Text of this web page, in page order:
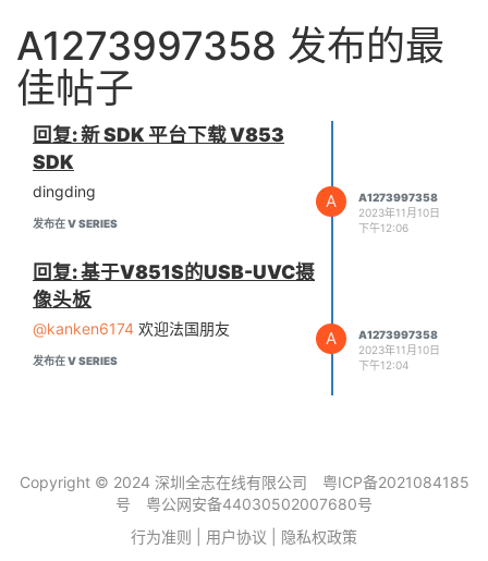
A1273997358 发布的最
佳帖子
回复: 新 SDK 平台下载 V853
SDK
dingding
发布在 V SERIES
A
A1273997358
2023年11月10日
下午12:06
回复: 基于V851S的USB-UVC摄
像头板
@kanken6174 欢迎法国朋友
发布在 V SERIES
A
A1273997358
2023年11月10日
下午12:04
Copyright © 2024 深圳全志在线有限公司
粤ICP备2021084185
号
粤公网安备44030502007680号
行为准则
用户协议 隐私权政策